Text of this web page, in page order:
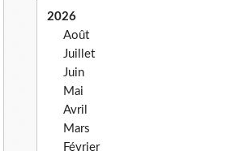
2026
Août
Juillet
Juin
Mai
Avril
Mars
Février